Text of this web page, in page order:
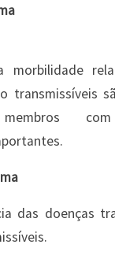
transmissíveis
com
das doenças